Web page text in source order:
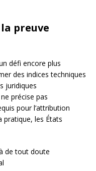
preuve
défi encore plus
des indices techniques
juridiques
précise pas
pour l’attribution
pratique, les États
de tout doute